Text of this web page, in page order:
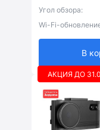
Угол обзора:
Wi-Fi-
В
АКЦИЯ ДО